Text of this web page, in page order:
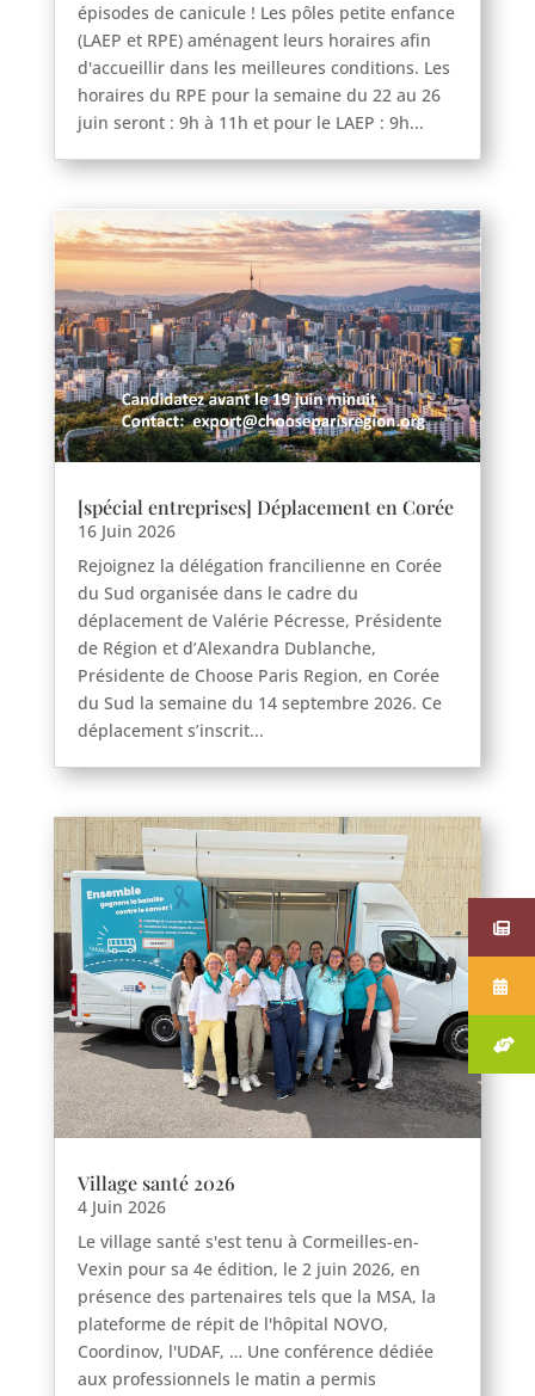
épisodes de canicule ! Les pôles petite enfance
(LAEP et RPE) aménagent leurs horaires afin
d'accueillir dans les meilleures conditions. Les
horaires du RPE pour la semaine du 22 au 26
juin seront : 9h à 11h et pour le LAEP : 9h...
[spécial entreprises] Déplacement en Corée
16 Juin 2026
Rejoignez la délégation francilienne en Corée
du Sud organisée dans le cadre du
déplacement de Valérie Pécresse, Présidente
de Région et d’Alexandra Dublanche,
Présidente de Choose Paris Region, en Corée
du Sud la semaine du 14 septembre 2026. Ce
déplacement s’inscrit...
Village santé 2026
4 Juin 2026
Le village santé s'est tenu à Cormeilles-en-
Vexin pour sa 4e édition, le 2 juin 2026, en
présence des partenaires tels que la MSA, la
plateforme de répit de l'hôpital NOVO,
Coordinov, l'UDAF, … Une conférence dédiée
aux professionnels le matin a permis